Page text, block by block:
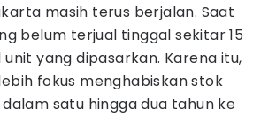
masih terus berjalan. Saat
belum terjual tinggal sekitar 15
yang dipasarkan. Karena itu,
fokus menghabiskan stok
satu hingga dua tahun ke